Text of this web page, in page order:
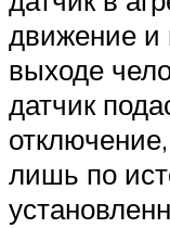
движение и
выходе
датчик
лишь по